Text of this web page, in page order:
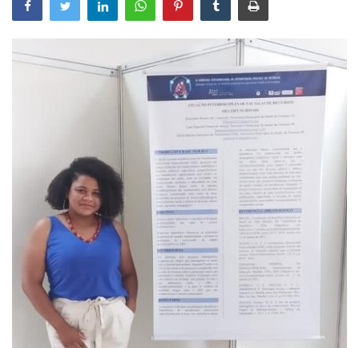
Vídeos
Webmail